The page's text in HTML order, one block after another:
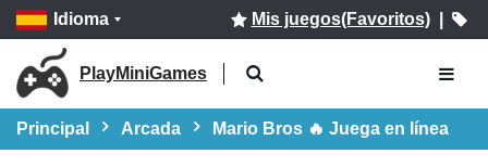
Idioma Mis juegos(Favoritos)|
PlayMiniGames
Principal Arcada Mario Bros 🔥 Juega en línea